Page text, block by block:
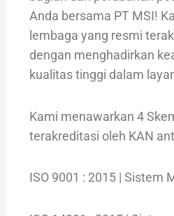
Anda bersama PT MSI!
lembaga yang resmi
dengan menghadirkan
kualitas tinggi dalam
Kami menawarkan 4
terakreditasi oleh KAN
ISO 9001 : 2015 | Sistem